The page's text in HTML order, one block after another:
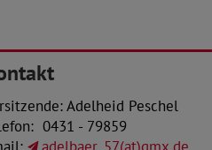
Adelheid Peschel
0431 - 79859